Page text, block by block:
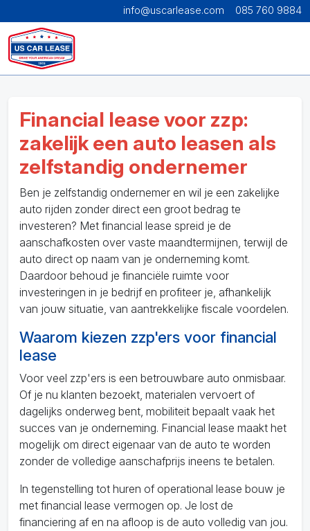
info@uscarlease.com 085 760 9884
Financial lease voor zzp:
zakelijk een auto leasen als
zelfstandig ondernemer
Ben je zelfstandig ondernemer en wil je een zakelijke
auto rijden zonder direct een groot bedrag te
investeren? Met financial lease spreid je de
aanschafkosten over vaste maandtermijnen, terwijl de
auto direct op naam van je onderneming komt.
Daardoor behoud je financiële ruimte voor
investeringen in je bedrijf en profiteer je, afhankelijk
van jouw situatie, van aantrekkelijke fiscale voordelen.
Waarom kiezen zzp'ers voor financial
lease
Voor veel zzp'ers is een betrouwbare auto onmisbaar.
Of je nu klanten bezoekt, materialen vervoert of
dagelijks onderweg bent, mobiliteit bepaalt vaak het
succes van je onderneming. Financial lease maakt het
mogelijk om direct eigenaar van de auto te worden
zonder de volledige aanschafprijs ineens te betalen.
In tegenstelling tot huren of operational lease bouw je
met financial lease vermogen op. Je lost de
financiering af en na afloop is de auto volledig van jou.